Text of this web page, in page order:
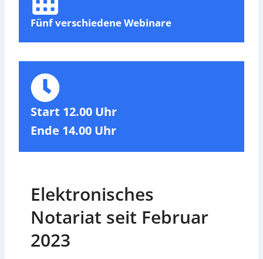
Fünf verschiedene Webinare
Start 12.00 Uhr
Ende 14.00 Uhr
Elektronisches
Notariat seit Februar
2023